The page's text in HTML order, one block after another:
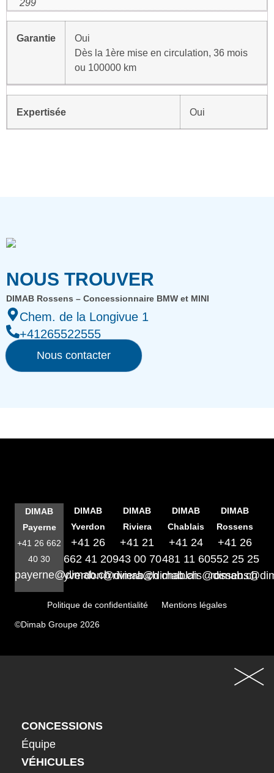
299
Garantie
Oui
Dès la 1ère mise en circulation, 36 mois
ou 100000 km
Expertisée Oui
NOUS TROUVER
DIMAB Rossens – Concessionnaire BMW et MINI
Chem. de la Longivue 1
+41265522555
Nous contacter
DIMAB
Payerne
+41 26 662
40 30
payerne@dimab.ch
DIMAB
Yverdon
+41 26
662 41 20
yverdon@dimab.ch
DIMAB
Riviera
+41 21
943 00 70
riviera@dimab.ch
DIMAB
Chablais
+41 24
481 11 60
chablais@dimab.ch
DIMAB
Rossens
+41 26
552 25 25
Politique de confidentialité
Mentions légales
©Dimab Groupe 2026
CONCESSIONS
Équipe
VÉHICULES